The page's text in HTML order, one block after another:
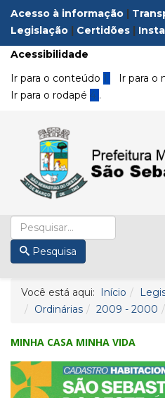
Acesso à informação |
Legislação | Certidões |
Acessibilidade
Ir para o conteúdo 1 Ir para o
Ir para o rodapé 4 .
Pesquisa
Você está aqui: Início
Ordinárias
2009 - 2000
MINHA CASA MINHA VIDA